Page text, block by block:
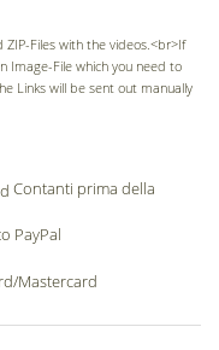
Files with the videos.<br>If
Image-File which you need to
Links will be sent out manually
Contanti prima della
PayPal
Mastercard